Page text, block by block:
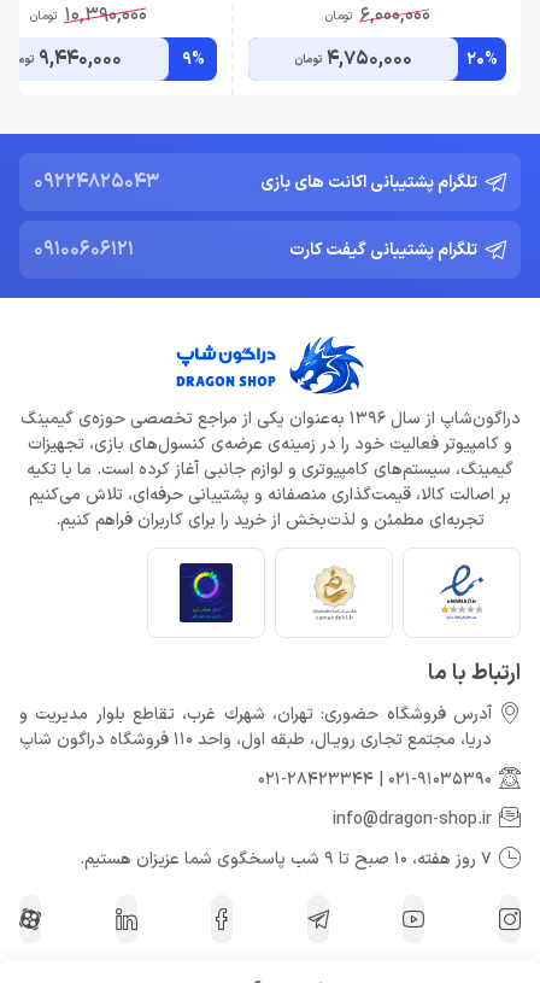
6,000,000 تومان
20%
4,750,000 تومان
10,390,000 تومان
9%
9,440,000 تومان
تلگرام پشتیبانی اکانت های بازی 09224825043
تلگرام پشتیبانی گیفت کارت 09100606121
دراگون‌شاپ از سال 1396 به‌عنوان یکی از مراجع تخصصی حوزه‌ی گیمینگ
و کامپیوتر فعالیت خود را در زمینه‌ی عرضه‌ی کنسول‌های بازی، تجهیزات
گیمینگ، سیستم‌های کامپیوتری و لوازم جانبی آغاز کرده است. ما با تکیه
بر اصالت کالا، قیمت‌گذاری منصفانه و پشتیبانی حرفه‌ای، تلاش می‌کنیم
تجربه‌ای مطمئن و لذت‌بخش از خرید را برای کاربران فراهم کنیم.
ارتباط با ما
آدرس فروشگاه حضوری: تهران، شهرك غرب، تقاطع بلوار مدیریت و
دريا، مجتمع تجارى رويـال، طبقه اول، واحد 110 فروشگاه دراگون شاپ
021-91035390
021-28423344
info@dragon-shop.ir
7 روز هفته، 10 صبح تا 9 شب پاسخگوی شما عزیزان هستیم.